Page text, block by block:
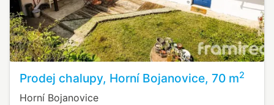
Prodej chalupy, Horní Bojanovice, 70 m2
Horní Bojanovice